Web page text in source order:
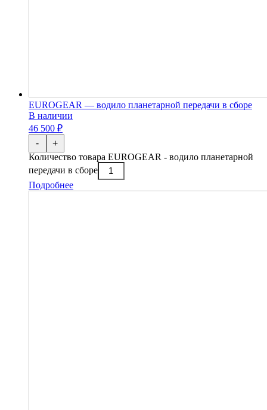
EUROGEAR — водило планетарной передачи в сборе
В наличии
46 500 ₽
-
Количество товара EUROGEAR - водило планетарной
передачи в сборе
+
Подробнее